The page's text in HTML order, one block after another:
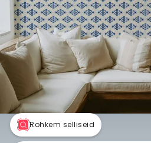
Rohkem selliseid